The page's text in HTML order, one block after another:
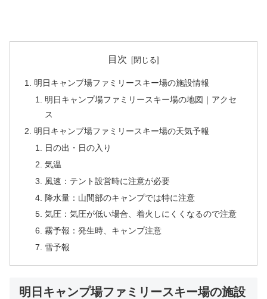
目次
明日キャンプ場ファミリースキー場の施設情報
明日キャンプ場ファミリースキー場の地図｜アクセ
ス
明日キャンプ場ファミリースキー場の天気予報
日の出・日の入り
気温
風速：テント設営時に注意が必要
降水量：山間部のキャンプでは特に注意
気圧：気圧が低い場合、着火しにくくなるので注意
霧予報：発生時、キャンプ注意
雪予報
明日キャンプ場ファミリースキー場の施設